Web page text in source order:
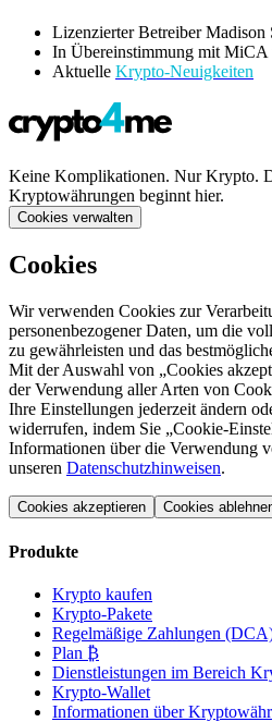
Lizenzierter Betreiber Madison
In Übereinstimmung mit
Aktuelle Krypto-Neuigkeiten
Keine Komplikationen. Nur Krypto.
Kryptowährungen beginnt hier.
Cookies verwalten
Cookies
Wir verwenden Cookies zur
personenbezogener Daten, um die
zu gewährleisten und das
Mit der Auswahl von „Cookies
der Verwendung aller Arten von
Ihre Einstellungen jederzeit ändern
widerrufen, indem Sie „Cookie-
Informationen über die Verwendung
unseren Datenschutzhinweisen.
Cookies akzeptieren Cookies
Produkte
Krypto kaufen
Krypto-Pakete
Regelmäßige Zahlungen
Plan ₿
Dienstleistungen im Bereich
Krypto-Wallet
Informationen über